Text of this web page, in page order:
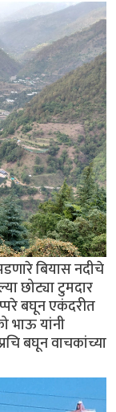
बियास नदीचे
छोट्या टुमदार
बघून एकंदरीत
भाऊ यांनी
बघून वाचकांच्या